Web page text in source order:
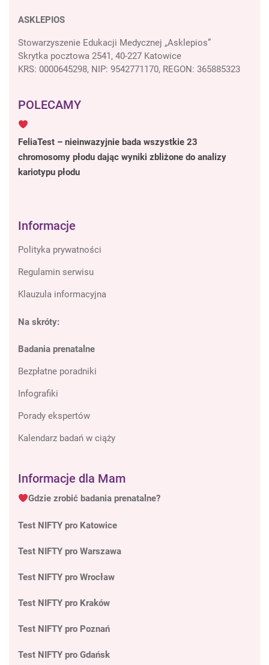
ASKLEPIOS
Stowarzyszenie Edukacji Medycznej „Asklepios”
Skrytka pocztowa 2541, 40-227 Katowice
KRS: 0000645298, NIP: 9542771170, REGON: 365885323
POLECAMY
FeliaTest – nieinwazyjnie bada wszystkie 23
chromosomy płodu dając wyniki zbliżone do analizy
kariotypu płodu
Informacje
Polityka prywatności
Regulamin serwisu
Klauzula informacyjna
Na skróty:
Badania prenatalne
Bezpłatne poradniki
Infografiki
Porady ekspertów
Kalendarz badań w ciąży
Informacje dla Mam
Gdzie zrobić badania prenatalne?
Test NIFTY pro Katowice
Test NIFTY pro Warszawa
Test NIFTY pro Wrocław
Test NIFTY pro Kraków
Test NIFTY pro Poznań
Test NIFTY pro Gdańsk